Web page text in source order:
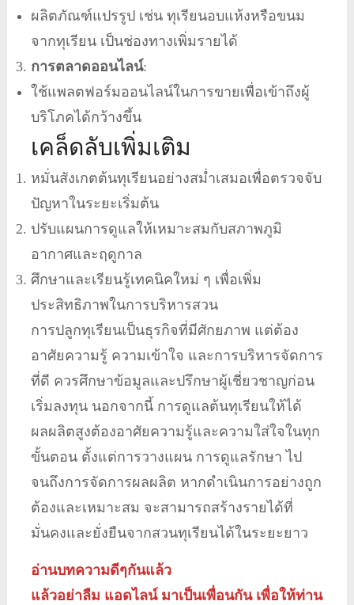
ผลิตภัณฑ์แปรรูป เช่น ทุเรียนอบแห้งหรือขนม
จากทุเรียน เป็นช่องทางเพิ่มรายได้
การตลาดออนไลน์:
ใช้แพลตฟอร์มออนไลน์ในการขายเพื่อเข้าถึงผู้
บริโภคได้กว้างขึ้น
เคล็ดลับเพิ่มเติม
หมั่นสังเกตต้นทุเรียนอย่างสม่ำเสมอเพื่อตรวจจับ
ปัญหาในระยะเริ่มต้น
ปรับแผนการดูแลให้เหมาะสมกับสภาพภูมิ
อากาศและฤดูกาล
ศึกษาและเรียนรู้เทคนิคใหม่ ๆ เพื่อเพิ่ม
ประสิทธิภาพในการบริหารสวน
การปลูกทุเรียนเป็นธุรกิจที่มีศักยภาพ แต่ต้อง
อาศัยความรู้ ความเข้าใจ และการบริหารจัดการ
ที่ดี ควรศึกษาข้อมูลและปรึกษาผู้เชี่ยวชาญก่อน
เริ่มลงทุน นอกจากนี้ การดูแลต้นทุเรียนให้ได้
ผลผลิตสูงต้องอาศัยความรู้และความใส่ใจในทุก
ขั้นตอน ตั้งแต่การวางแผน การดูแลรักษา ไป
จนถึงการจัดการผลผลิต หากดำเนินการอย่างถูก
ต้องและเหมาะสม จะสามารถสร้างรายได้ที่
มั่นคงและยั่งยืนจากสวนทุเรียนได้ในระยะยาว
อ่านบทความดีๆกันแล้ว
แล้วอย่าลืม แอดไลน์ มาเป็นเพื่อนกัน เพื่อให้ท่าน